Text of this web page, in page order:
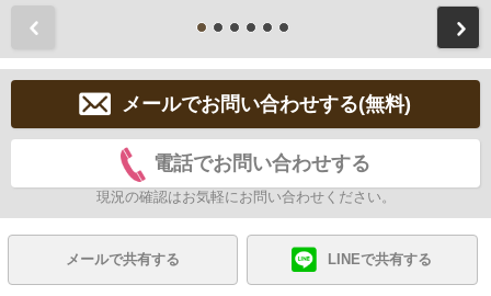
メールでお問い合わせする(無料)
電話でお問い合わせする
現況の確認はお気軽にお問い合わせください。
メールで共有する LINEで共有する